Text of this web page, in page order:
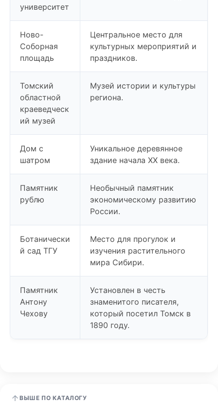
университет
Ново-
Соборная
площадь
Центральное место для
культурных мероприятий и
праздников.
Томский
областной
краеведческ
ий музей
Музей истории и культуры
региона.
Дом с
шатром
Уникальное деревянное
здание начала XX века.
Памятник
рублю
Необычный памятник
экономическому развитию
России.
Ботанически
й сад ТГУ
Место для прогулок и
изучения растительного
мира Сибири.
Памятник
Антону
Чехову
Установлен в честь
знаменитого писателя,
который посетил Томск в
1890 году.
ВЫШЕ ПО КАТАЛОГУ